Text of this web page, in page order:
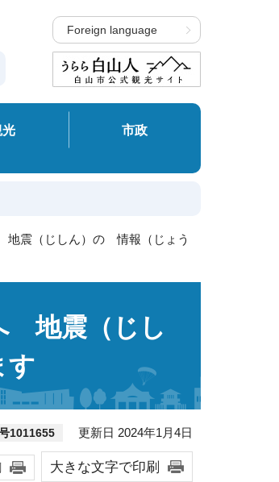
Foreign language
市政
震（じしん）の 情報（じょう
地震（じし
す
1011655 更新日 2024年1月4日
大きな文字で印刷